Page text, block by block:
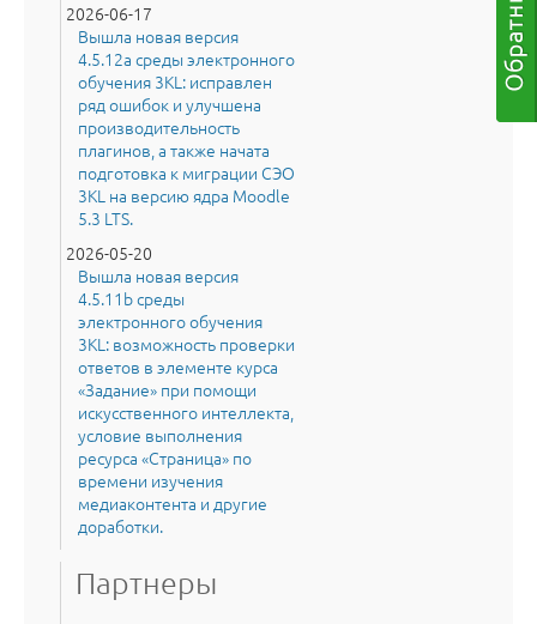
2026-06-17
Вышла новая версия
4.5.12a среды электронного
обучения 3KL: исправлен
ряд ошибок и улучшена
производительность
плагинов, а также начата
подготовка к миграции СЭО
3KL на версию ядра Moodle
5.3 LTS.
2026-05-20
Вышла новая версия
4.5.11b среды
электронного обучения
3KL: возможность проверки
ответов в элементе курса
«Задание» при помощи
искусственного интеллекта,
условие выполнения
ресурса «Страница» по
времени изучения
медиаконтента и другие
доработки.
Партнеры